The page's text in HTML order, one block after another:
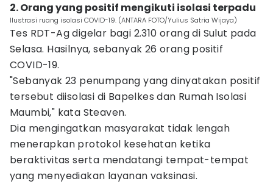
2. Orang yang positif mengikuti isolasi terpadu
Ilustrasi ruang isolasi COVID-19. (ANTARA FOTO/Yulius Satria Wijaya)
Tes RDT-Ag digelar bagi 2.310 orang di Sulut pada
Selasa. Hasilnya, sebanyak 26 orang positif
COVID-19.
"Sebanyak 23 penumpang yang dinyatakan positif
tersebut diisolasi di Bapelkes dan Rumah Isolasi
Maumbi," kata Steaven.
Dia mengingatkan masyarakat tidak lengah
menerapkan protokol kesehatan ketika
beraktivitas serta mendatangi tempat-tempat
yang menyediakan layanan vaksinasi.